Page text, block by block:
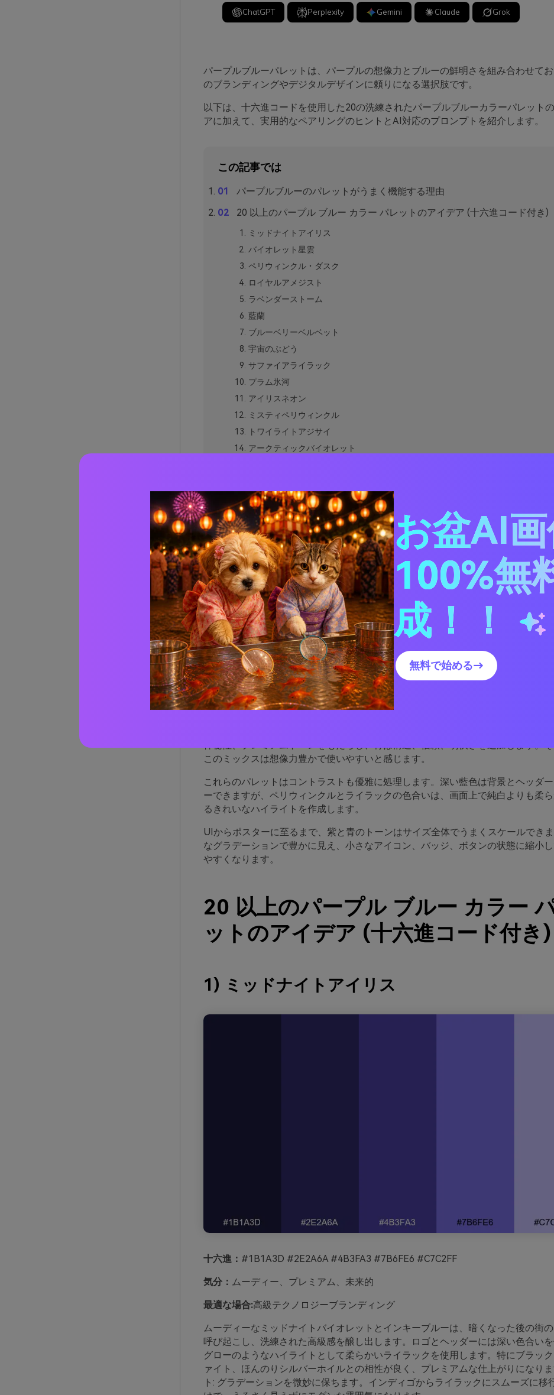
ChatGPT Perplexity Gemini Claude Grok
パープルブルーパレットは、パープルの想像力とブルーの鮮明さを組み合わせて
のブランディングやデジタルデザインに頼りになる選択肢です。
以下は、十六進コードを使用した20の洗練されたパープルブルーカラーパレット
アに加えて、実用的なペアリングのヒントとAI対応のプロンプトを紹介します。
この記事では
パープルブルーのパレットがうまく機能する理由
20 以上のパープル ブルー カラー パレットのアイデア (十六進コード付き)
ミッドナイトアイリス
バイオレット星雲
ペリウィンクル・ダスク
ロイヤルアメジスト
ラベンダーストーム
藍蘭
ブルーベリーベルベット
宇宙のぶどう
サファイアライラック
プラム氷河
アイリスネオン
ミスティペリウィンクル
トワイライトアジサイ
アークティックバイオレット
電気紫外線
デニム ラベンダー
モーブマリーナ
オーキッドナイトフォール
パープルブルーと合う色は何ですか？
パープルブルーのカラーパレットを実際のデザインで使用する方法
AIでパープルブルーのパレットビジュアルを作成
パープルブルーのパレットがうまく
能する理由
神秘性、プレミアムトーンをもたらし、青は構造、信頼、明快さを追加します。
このミックスは想像力豊かで使いやすいと感じます。
これらのパレットはコントラストも優雅に処理します。深い藍色は背景とヘッダ
ーできますが、ペリウィンクルとライラックの色合いは、画面上で純白よりも柔
るきれいなハイライトを作成します。
UIからポスターに至るまで、紫と青のトーンはサイズ全体でうまくスケールでき
なグラデーションで豊かに見え、小さなアイコン、バッジ、ボタンの状態に縮小
やすくなります。
20 以上のパープル ブルー カラー
ットのアイデア (十六進コード付き)
1) ミッドナイトアイリス
十六進： #1B1A3D #2E2A6A #4B3FA3 #7B6FE6 #C7C2FF
気分： ムーディー、プレミアム、未来的
最適な場合:高級テクノロジーブランディング
ムーディーなミッドナイトバイオレットとインキーブルーは、暗くなった後の街
呼び起こし、洗練された高級感を醸し出します。ロゴとヘッダーには深い色合いを
グローのようなハイライトとして柔らかいライラックを使用します。特にブラッ
ァイト、ほんのりシルバーホイルとの相性が良く、プレミアムな仕上がりになり
ト: グラデーションを微妙に保ちます。インディゴからライラックにスムーズに移
お盆AI
100%無
成！！
無料で始める→